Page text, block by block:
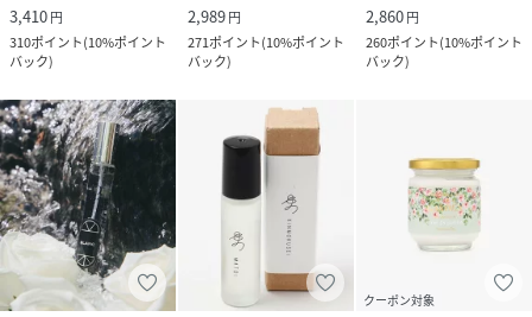
3,410円
310ポイント(10%ポイント
バック)
2,989円
271ポイント(10%ポイント
バック)
2,860円
260ポイント(10%ポイント
バック)
クーポン対象